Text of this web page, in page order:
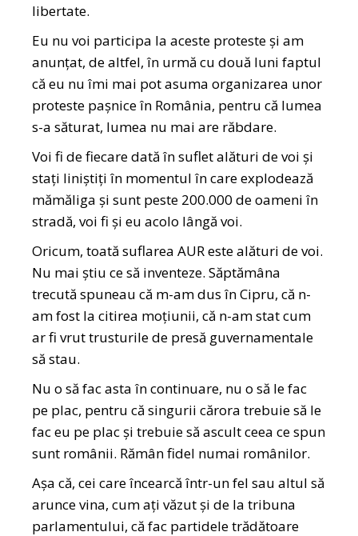
libertate.
Eu nu voi participa la aceste proteste și am
anunțat, de altfel, în urmă cu două luni faptul
că eu nu îmi mai pot asuma organizarea unor
proteste pașnice în România, pentru că lumea
s-a săturat, lumea nu mai are răbdare.
Voi fi de fiecare dată în suflet alături de voi și
stați liniștiți în momentul în care explodează
mămăliga și sunt peste 200.000 de oameni în
stradă, voi fi și eu acolo lângă voi.
Oricum, toată suflarea AUR este alături de voi.
Nu mai știu ce să inventeze. Săptămâna
trecută spuneau că m-am dus în Cipru, că n-
am fost la citirea moțiunii, că n-am stat cum
ar fi vrut trusturile de presă guvernamentale
să stau.
Nu o să fac asta în continuare, nu o să le fac
pe plac, pentru că singurii cărora trebuie să le
fac eu pe plac și trebuie să ascult ceea ce spun
sunt românii. Rămân fidel numai românilor.
Așa că, cei care încearcă într-un fel sau altul să
arunce vina, cum ați văzut și de la tribuna
parlamentului, că fac partidele trădătoare